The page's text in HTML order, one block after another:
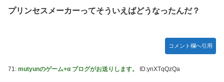
プリンセスメーカーってそういえばどうなったんだ？
コメント欄へ引用
71: mutyunのゲーム+α ブログがお送りします。 ID:ynXTqQzQa